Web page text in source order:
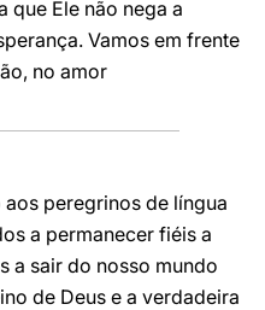
que Ele não nega a
Vamos em frente
no amor
peregrinos de língua
a permanecer fiéis a
a sair do nosso mundo
de Deus e a verdadeira